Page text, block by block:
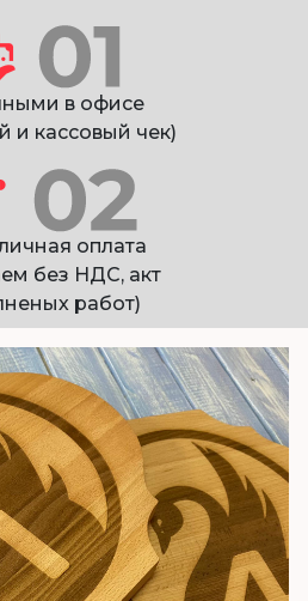
в офисе
и кассовый чек)
оплата
без НДС, акт
работ)